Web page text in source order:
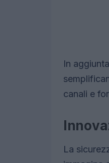
In
canali e
La